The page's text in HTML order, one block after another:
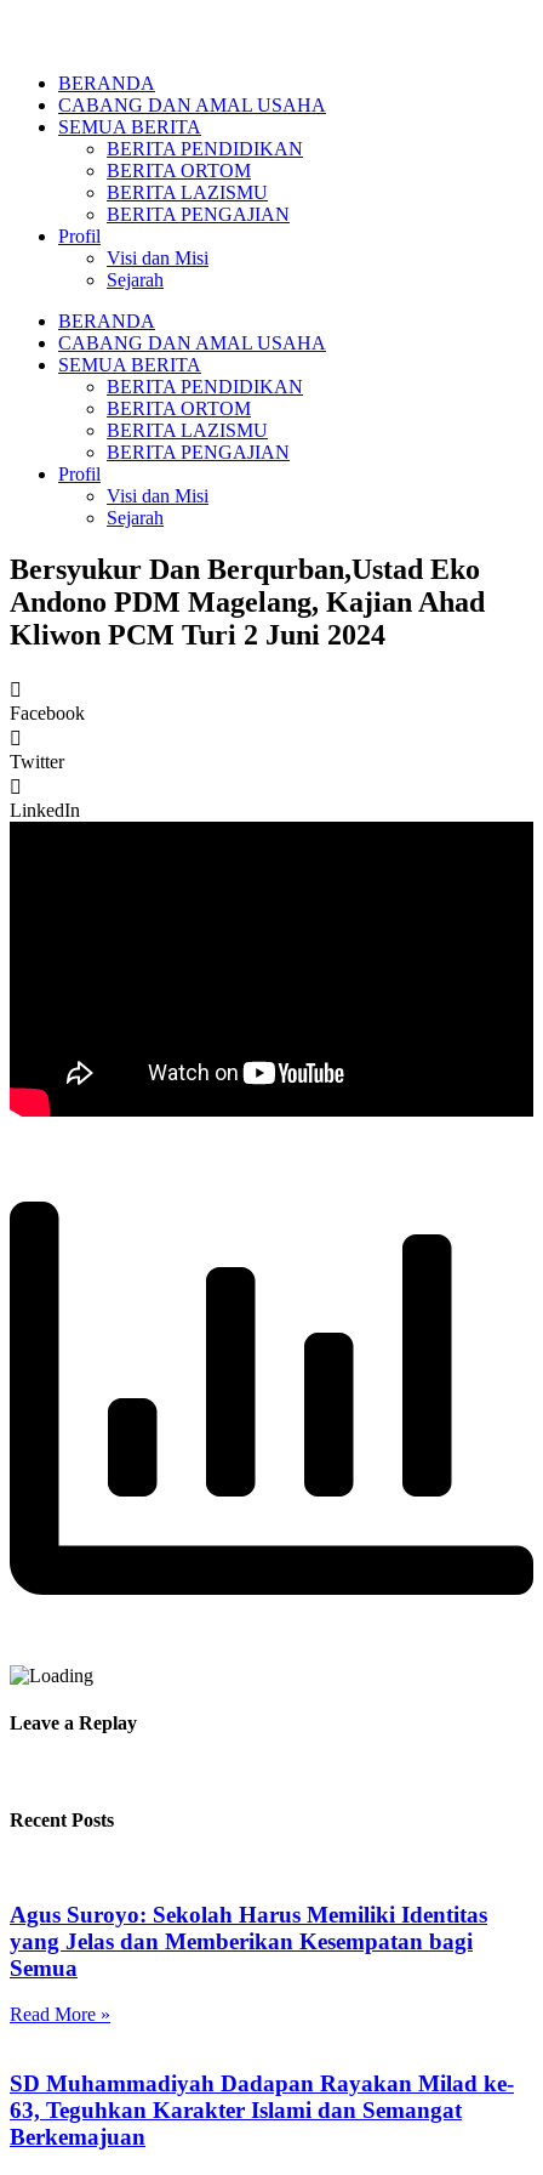
BERANDA
CABANG DAN AMAL USAHA
SEMUA BERITA
BERITA PENDIDIKAN
BERITA ORTOM
BERITA LAZISMU
BERITA PENGAJIAN
Profil
Visi dan Misi
Sejarah
BERANDA
CABANG DAN AMAL USAHA
SEMUA BERITA
BERITA PENDIDIKAN
BERITA ORTOM
BERITA LAZISMU
BERITA PENGAJIAN
Profil
Visi dan Misi
Sejarah
Bersyukur Dan Berqurban,Ustad Eko
Andono PDM Magelang, Kajian Ahad
Kliwon PCM Turi 2 Juni 2024
Facebook
Twitter
LinkedIn
Leave a Replay
Recent Posts
Agus Suroyo: Sekolah Harus Memiliki Identitas
yang Jelas dan Memberikan Kesempatan bagi
Semua
Read More »
SD Muhammadiyah Dadapan Rayakan Milad ke-
63, Teguhkan Karakter Islami dan Semangat
Berkemajuan